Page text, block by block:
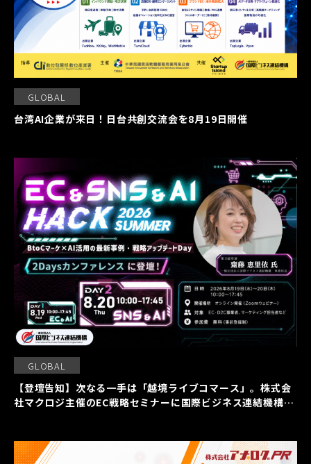
GLOBAL
台湾AI企業が来日！日台共創交流会を8月19日開催
GLOBAL
【登壇告知】次なる一手は「越境ライブコマース」。株式会
社マクロジ主催のEC戦略セミナーに国際ビジネス連結機構の